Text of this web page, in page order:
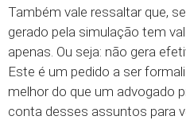
Também vale ressaltar que,
gerado pela simulação tem
apenas. Ou seja: não gera
Este é um pedido a ser
melhor do que um advogado
conta desses assuntos para